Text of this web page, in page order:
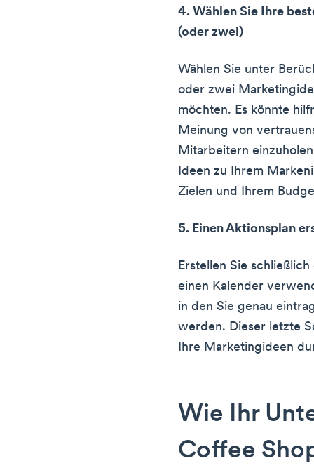
4. Wählen Sie Ihre
(oder zwei)
Wählen Sie unter
oder zwei
möchten. Es könnte
Meinung von
Mitarbeitern
Ideen zu Ihrem
Zielen und Ihrem
5. Einen Aktionsplan
Erstellen Sie
einen Kalender
in den Sie genau
werden. Dieser letzte
Ihre Marketingideen
Wie Ihr
Coffee